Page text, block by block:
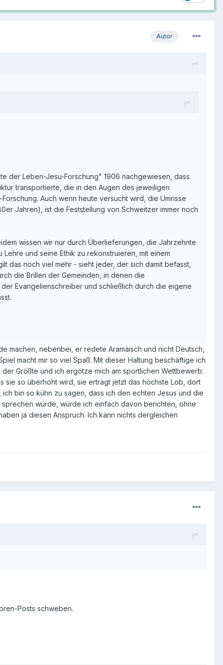
Autor
der Leben-Jesu-Forschung" 1906 nachgewiesen, dass
transportierte, die in den Augen des jeweiligen
Auch wenn heute versucht wird, die Umrisse
Jahren), ist die Feststellung von Schweitzer immer noch
wissen wir nur durch Überlieferungen, die Jahrzehnte
und seine Ethik zu rekonstruieren, mit einem
das noch viel mehr - sieht jeder, der sich damit befasst,
die Brillen der Gemeinden, in denen die
Evangelienschreiber und schließlich durch die eigene
machen, nebenbei, er redete Aramäisch und nicht Deutsch,
macht mir so viel Spaß. Mit dieser Haltung beschäftige ich
Größte und ich ergötze mich am sportlichen Wettbewerb:
sie so überhöht wird, sie erträgt jetzt das höchste Lob, dort
bin so kühn zu sagen, dass ich den echten Jesus und die
würde, würde ich einfach davon berichten, ohne
ja diesen Anspruch. Ich kann nichts dergleichen
Posts schweben.